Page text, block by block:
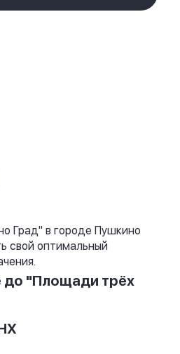
Град" в городе Пушкино
свой оптимальный
до "Площади трёх